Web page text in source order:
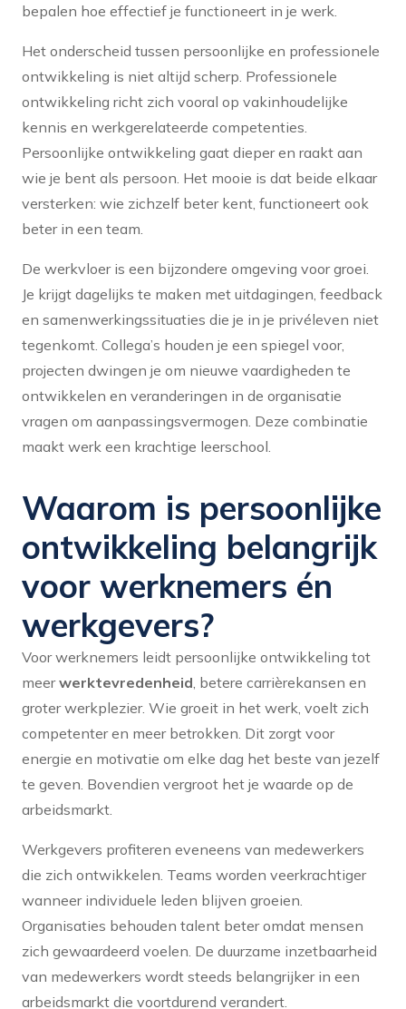
bepalen hoe effectief je functioneert in je werk.
Het onderscheid tussen persoonlijke en professionele
ontwikkeling is niet altijd scherp. Professionele
ontwikkeling richt zich vooral op vakinhoudelijke
kennis en werkgerelateerde competenties.
Persoonlijke ontwikkeling gaat dieper en raakt aan
wie je bent als persoon. Het mooie is dat beide elkaar
versterken: wie zichzelf beter kent, functioneert ook
beter in een team.
De werkvloer is een bijzondere omgeving voor groei.
Je krijgt dagelijks te maken met uitdagingen, feedback
en samenwerkingssituaties die je in je privéleven niet
tegenkomt. Collega’s houden je een spiegel voor,
projecten dwingen je om nieuwe vaardigheden te
ontwikkelen en veranderingen in de organisatie
vragen om aanpassingsvermogen. Deze combinatie
maakt werk een krachtige leerschool.
Waarom is persoonlijke
ontwikkeling belangrijk
voor werknemers én
werkgevers?
Voor werknemers leidt persoonlijke ontwikkeling tot
meerwerktevredenheid , betere carrièrekansen en
groter werkplezier. Wie groeit in het werk, voelt zich
competenter en meer betrokken. Dit zorgt voor
energie en motivatie om elke dag het beste van jezelf
te geven. Bovendien vergroot het je waarde op de
arbeidsmarkt.
Werkgevers profiteren eveneens van medewerkers
die zich ontwikkelen. Teams worden veerkrachtiger
wanneer individuele leden blijven groeien.
Organisaties behouden talent beter omdat mensen
zich gewaardeerd voelen. De duurzame inzetbaarheid
van medewerkers wordt steeds belangrijker in een
arbeidsmarkt die voortdurend verandert.